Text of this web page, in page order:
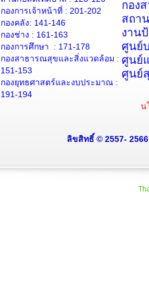
กองการเจ้าหน้าที่ : 201-202
กองคลัง: 141-146
กองช่าง : 161-163
กองการศึกษา : 171-178
กองสาธารณสุขและสิ่งแวดล้อม :
151-153
กองยุทธศาสตร์และงบประมาณ :
191-194
กอง
สถา
งาน
ศูนย์
ศูนย์
ศูนย์
น
ลิขสิทธิ์ © 2557-